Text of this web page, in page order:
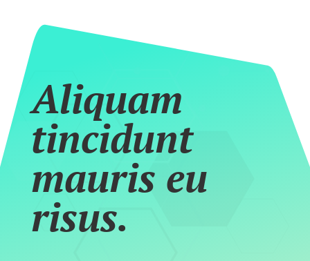
Aliquam
tincidunt
mauris eu
risus.